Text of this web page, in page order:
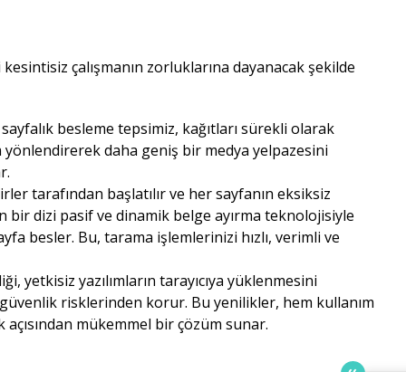
çalışmanın zorluklarına dayanacak şekilde
besleme tepsimiz, kağıtları sürekli olarak
yönlendirerek daha geniş bir medya yelpazesini
tarafından başlatılır ve her sayfanın eksiksiz
bir dizi pasif ve dinamik belge ayırma teknolojisiyle
besler. Bu, tarama işlemlerinizi hızlı, verimli ve
yetkisiz yazılımların tarayıcıya yüklenmesini
güvenlik risklerinden korur. Bu yenilikler, hem kullanım
açısından mükemmel bir çözüm sunar.​